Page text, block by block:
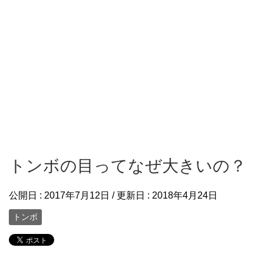
トンボの目ってなぜ大きいの？
公開日 : 2017年7月12日 / 更新日 : 2018年4月24日
トンボ